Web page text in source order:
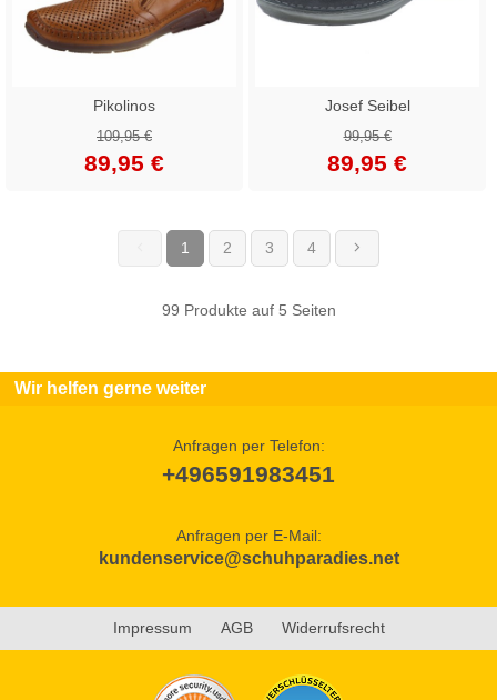
Pikolinos
109,95 €
89,95 €
Josef Seibel
99,95 €
89,95 €
1 (current)
2 3 4
99 Produkte auf 5 Seiten
Wir helfen gerne weiter
Anfragen per Telefon:
+496591983451
Anfragen per E-Mail:
kundenservice@schuhparadies.net
Impressum AGB Widerrufsrecht